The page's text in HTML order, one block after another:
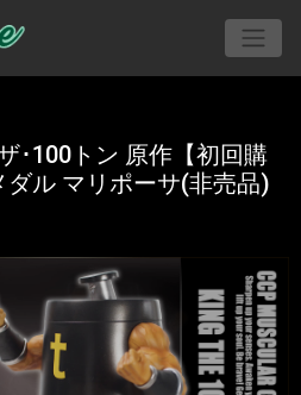
･100トン 原作【初回購
ダル マリポーサ(非売品)